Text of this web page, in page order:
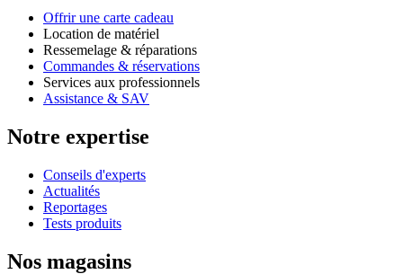
Offrir une carte cadeau
Location de matériel
Ressemelage & réparations
Commandes & réservations
Services aux professionnels
Assistance & SAV
Notre expertise
Conseils d'experts
Actualités
Reportages
Tests produits
Nos magasins